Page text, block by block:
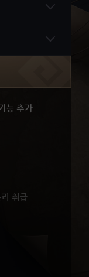
능 추가
취급